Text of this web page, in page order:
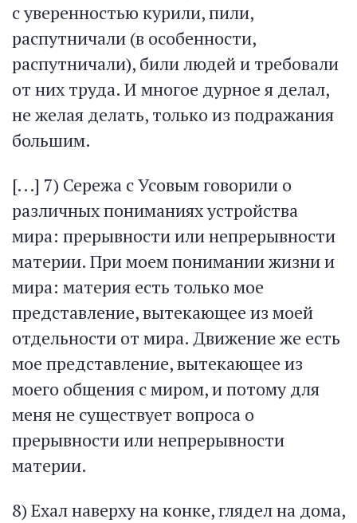
с уверенностью курили, пили,
распутничали (в особенности,
распутничали), били людей и требовали
от них труда. И многое дурное я делал,
не желая делать, только из подражания
большим.
[...] 7) Сережа с Усовым говорили о
различных пониманиях устройства
мира: прерывности или непрерывности
материи. При моем понимании жизни и
мира: материя есть только мое
представление, вытекающее из моей
отдельности от мира. Движение же есть
мое представление, вытекающее из
моего общения с миром, и потому для
меня не существует вопроса о
прерывности или непрерывности
материи.
8) Ехал наверху на конке, глядел на дома,